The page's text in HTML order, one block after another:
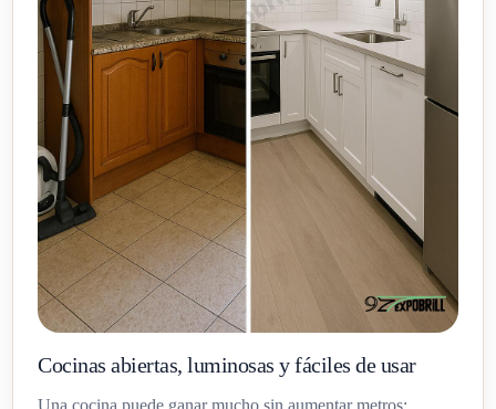
Cocinas abiertas, luminosas y fáciles de usar
Una cocina puede ganar mucho sin aumentar metros: